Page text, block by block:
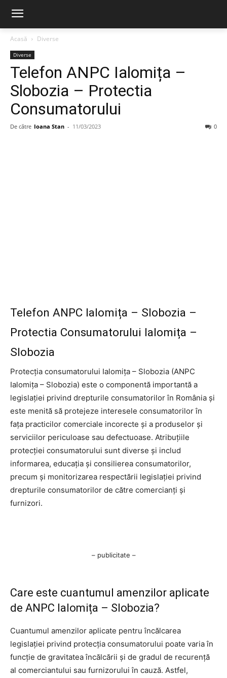
Acasă Diverse
Diverse
Telefon ANPC Ialomița –
Slobozia – Protectia
Consumatorului
De către Ioana Stan - 11/03/2023 0
Telefon ANPC Ialomița – Slobozia –
Protectia Consumatorului Ialomița –
Slobozia
Protecția consumatorului Ialomița – Slobozia (ANPC
Ialomița – Slobozia) este o componentă importantă a
legislației privind drepturile consumatorilor în România și
este menită să protejeze interesele consumatorilor în
fața practicilor comerciale incorecte și a produselor și
serviciilor periculoase sau defectuoase. Atribuțiile
protecției consumatorului sunt diverse și includ
informarea, educația și consilierea consumatorilor,
precum și monitorizarea respectării legislației privind
drepturile consumatorilor de către comercianți și
furnizori.
– publicitate –
Care este cuantumul amenzilor aplicate
de ANPC Ialomița – Slobozia?
Cuantumul amenzilor aplicate pentru încălcarea
legislației privind protecția consumatorului poate varia în
funcție de gravitatea încălcării și de gradul de recurență
al comerciantului sau furnizorului în cauză. Astfel,